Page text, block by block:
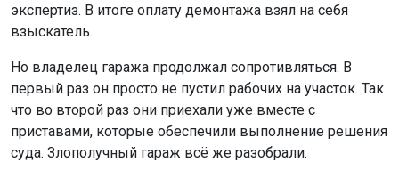
экспертиз. В итоге оплату демонтажа взял на себя
взыскатель.
Но владелец гаража продолжал сопротивляться. В
первый раз он просто не пустил рабочих на участок. Так
что во второй раз они приехали уже вместе с
приставами, которые обеспечили выполнение решения
суда. Злополучный гараж всё же разобрали.